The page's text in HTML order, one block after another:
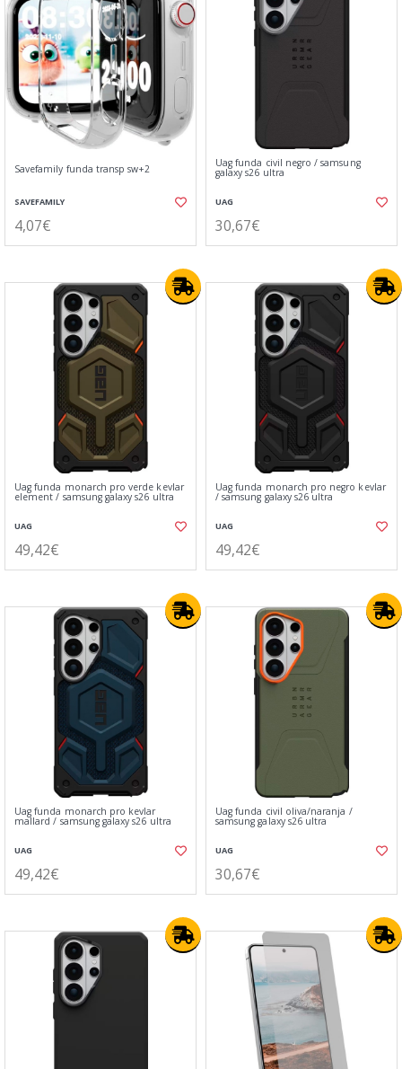
Savefamily funda transp sw+2
SAVEFAMILY
4,07€
Uag funda civil negro / samsung
galaxy s26 ultra
UAG
30,67€
Uag funda monarch pro verde kevlar
element / samsung galaxy s26 ultra
UAG
49,42€
Uag funda monarch pro negro kevlar
/ samsung galaxy s26 ultra
UAG
49,42€
Uag funda monarch pro kevlar
mallard / samsung galaxy s26 ultra
UAG
49,42€
Uag funda civil oliva/naranja /
samsung galaxy s26 ultra
UAG
30,67€